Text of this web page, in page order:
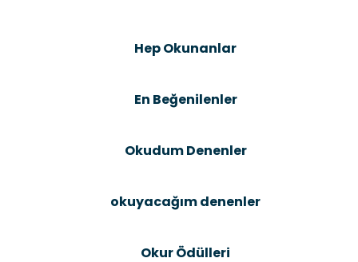
Ürün açıklamasında eksik bilgiler bulunuyor.
Ürün fiyatı diğer sitelerden daha pahalı.
Hep Okunanlar
En Beğenilenler
Okudum Denenler
okuyacağım denenler
Okur Ödülleri